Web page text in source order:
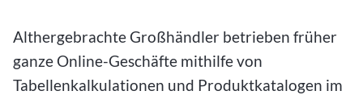
Althergebrachte Großhändler betrieben früher
ganze Online-Geschäfte mithilfe von
Tabellenkalkulationen und Produktkatalogen im